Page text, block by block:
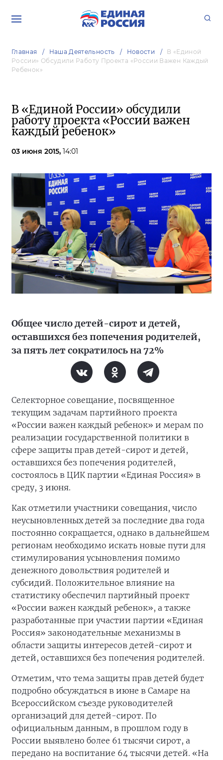
Главная Наша Деятельность Новости
В «Единой
России» Обсудили Работу Проекта «России Важен Каждый
Ребенок»
В «Единой России» обсудили
работу проекта «России важен
каждый ребенок»
03 июня 2015, 14:01
Общее число детей-сирот и детей,
оставшихся без попечения родителей,
за пять лет сократилось на 72%
Селекторное совещание, посвященное
текущим задачам партийного проекта
«России важен каждый ребенок» и мерам по
реализации государственной политики в
сфере защиты прав детей-сирот и детей,
оставшихся без попечения родителей,
состоялось в ЦИК партии «Единая Россия» в
среду, 3 июня.
Как отметили участники совещания, число
неусыновленных детей за последние два года
постоянно сокращается, однако в дальнейшем
регионам необходимо искать новые пути для
стимулирования усыновления помимо
денежного довольствия родителей и
субсидий. Положительное влияние на
статистику обеспечил партийный проект
«России важен каждый ребенок», а также
разработанные при участии партии «Единая
Россия» законодательные механизмы в
области защиты интересов детей-сирот и
детей, оставшихся без попечения родителей.
Отметим, что тема защиты прав детей будет
подробно обсуждаться в июне в Самаре на
Всероссийском съезде руководителей
организаций для детей-сирот. По
официальным данным, в прошлом году в
России выявлено более 61 тысячи сирот, а
передано на воспитание 64 тысячи детей. «На